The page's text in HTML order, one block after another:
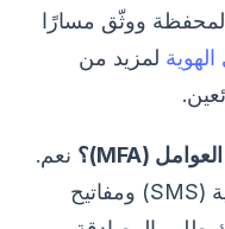
المحفظة ووثّق مسارًا
لمزيد من
نعم.
يتم تضمين TOTP والرسائل النصية (SMS) ومفاتيح